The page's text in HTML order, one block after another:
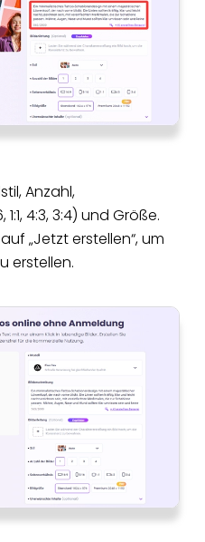
Anzahl,
4:3, 3:4) und Größe.
„Jetzt erstellen“, um
erstellen.